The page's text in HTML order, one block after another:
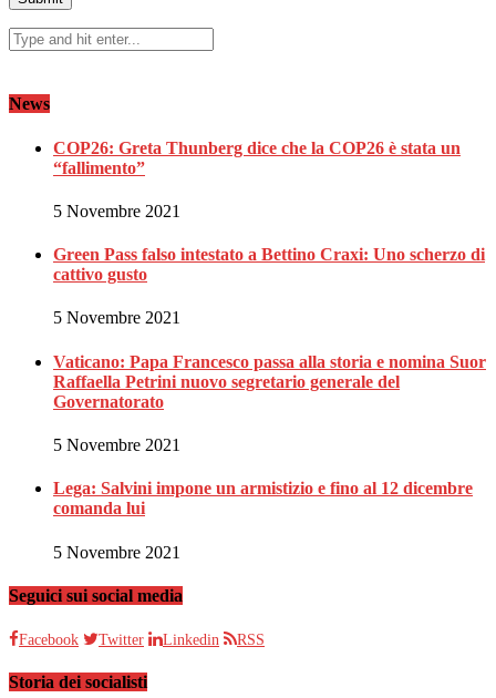
News
COP26: Greta Thunberg dice che la COP26 è stata un
“fallimento”
5 Novembre 2021
Green Pass falso intestato a Bettino Craxi: Uno scherzo di
cattivo gusto
5 Novembre 2021
Vaticano: Papa Francesco passa alla storia e nomina Suor
Raffaella Petrini nuovo segretario generale del
Governatorato
5 Novembre 2021
Lega: Salvini impone un armistizio e fino al 12 dicembre
comanda lui
5 Novembre 2021
Seguici sui social media
Facebook Twitter Linkedin RSS
Storia dei socialisti